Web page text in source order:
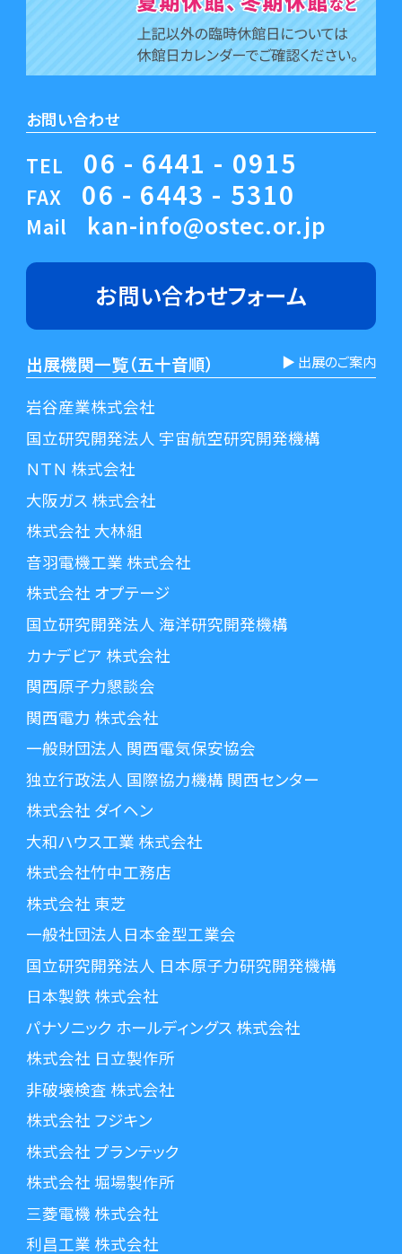
お問い合わせ
TEL 06 - 6441 - 0915
FAX 06 - 6443 - 5310
Mail kan-info@ostec.or.jp
お問い合わせフォーム
出展機関一覧（五十音順） ▶︎ 出展のご案内
岩谷産業株式会社
国立研究開発法人 宇宙航空研究開発機構
ＮＴＮ 株式会社
大阪ガス 株式会社
株式会社 大林組
音羽電機工業 株式会社
株式会社 オプテージ
国立研究開発法人 海洋研究開発機構
カナデビア 株式会社
関西原子力懇談会
関西電力 株式会社
一般財団法人 関西電気保安協会
独立行政法人 国際協力機構 関西センター
株式会社 ダイヘン
大和ハウス工業 株式会社
株式会社竹中工務店
株式会社 東芝
一般社団法人日本金型工業会
国立研究開発法人 日本原子力研究開発機構
日本製鉄 株式会社
パナソニック ホールディングス 株式会社
株式会社 日立製作所
非破壊検査 株式会社
株式会社 フジキン
株式会社 プランテック
株式会社 堀場製作所
三菱電機 株式会社
利昌工業 株式会社